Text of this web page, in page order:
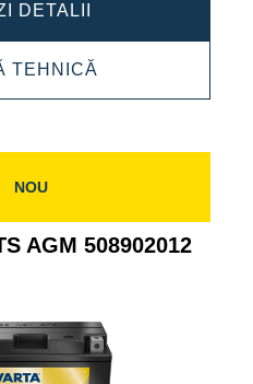
DETALII
AGM
ACTIVE
508909012
TEHNICĂ
AGM
NOU
AGM 508902012